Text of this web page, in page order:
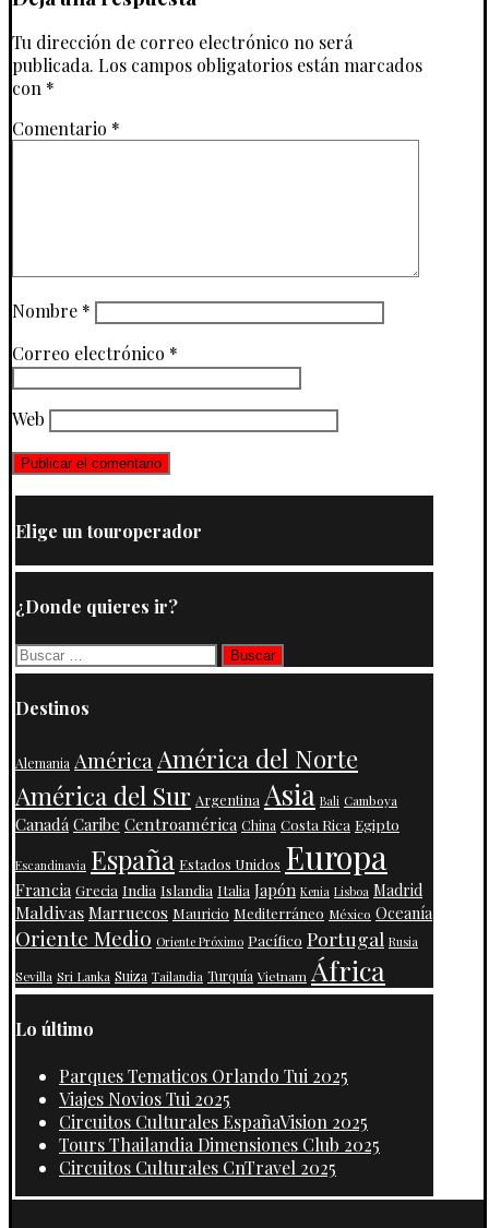
Tu dirección de correo electrónico no será
publicada. Los campos obligatorios están marcados
con *
Comentario *
Nombre *
Correo electrónico *
Web
Elige un touroperador
¿Donde quieres ir?
Buscar:
Destinos
Alemania AméricaAmérica del Norte
América del Sur Argentina Asia Bali Camboya
Canadá Caribe Centroamérica China Costa Rica Egipto
Escandinavia España Estados Unidos Europa
Francia Grecia India Islandia Italia Japón Kenia Lisboa Madrid
Maldivas Marruecos Mauricio Mediterráneo México Oceanía
Oriente Medio Oriente Próximo Pacífico Portugal Rusia
Sevilla Sri Lanka Suiza Tailandia Turquía Vietnam África
Lo último
Parques Tematicos Orlando Tui 2025
Viajes Novios Tui 2025
Circuitos Culturales EspañaVision 2025
Tours Thailandia Dimensiones Club 2025
Circuitos Culturales CnTravel 2025